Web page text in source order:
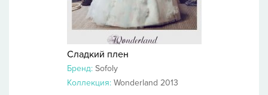
Сладкий плен
Бренд: Sofoly
Коллекция: Wonderland 2013